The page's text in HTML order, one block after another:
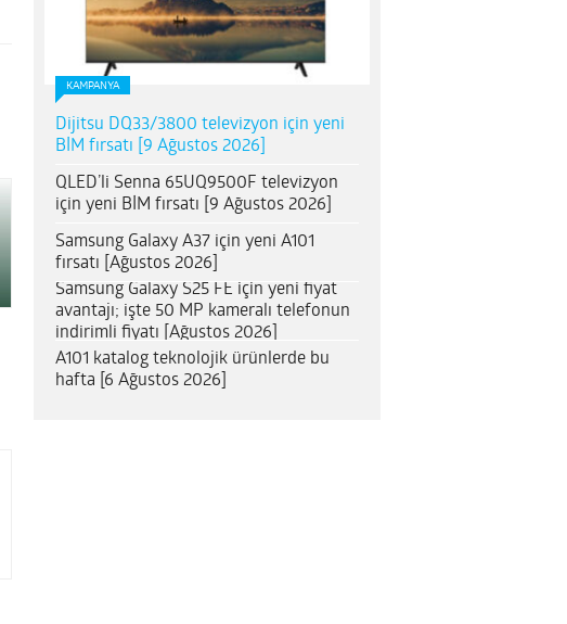
KAMPANYA
Dijitsu DQ33/3800 televizyon için yeni
BİM fırsatı [9 Ağustos 2026]
QLED’li Senna 65UQ9500F televizyon
için yeni BİM fırsatı [9 Ağustos 2026]
Samsung Galaxy A37 için yeni A101
fırsatı [Ağustos 2026]
Samsung Galaxy S25 FE için yeni fiyat
avantajı; işte 50 MP kameralı telefonun
indirimli fiyatı [Ağustos 2026]
A101 katalog teknolojik ürünlerde bu
hafta [6 Ağustos 2026]